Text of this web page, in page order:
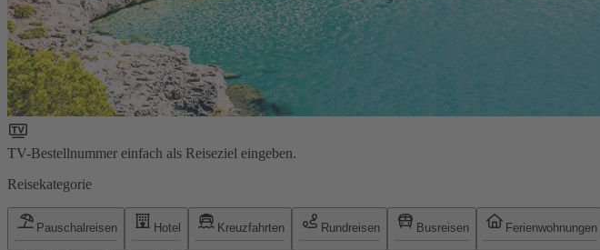
TV-Bestellnummer einfach als Reiseziel eingeben.
Reisekategorie
Pauschalreisen Hotel Kreuzfahrten Rundreisen Busreisen Ferienwohnungen